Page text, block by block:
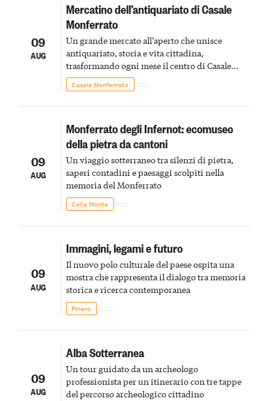
09
AUG
Mercatino dell’antiquariato di Casale
Monferrato
Un grande mercato all’aperto che unisce
antiquariato, storia e vita cittadina,
trasformando ogni mese il centro di Casale
Monferrato in un luogo di scoperta e racconto
Casale Monferrato
09
AUG
Monferrato degli Infernot: ecomuseo
della pietra da cantoni
Un viaggio sotterraneo tra silenzi di pietra,
saperi contadini e paesaggi scolpiti nella
memoria del Monferrato
Cella Monte
09
AUG
Immagini, legami e futuro
Il nuovo polo culturale del paese ospita una
mostra che rappresenta il dialogo tra memoria
storica e ricerca contemporanea
Priero
09
AUG
Alba Sotterranea
Un tour guidato da un archeologo
professionista per un itinerario con tre tappe
del percorso archeologico cittadino